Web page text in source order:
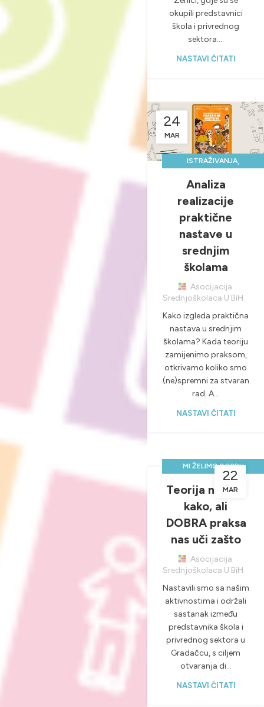
okupili predstavnici
škola i privrednog
sektora....
NASTAVI ČITATI
24
MAR
ISTRAŽIVANJA,
PRAKSU, A VI?
NOVOSTI & PROJEKTI
PRAKTIČNA NASTAVA
Analiza
realizacije
praktične
nastave u
srednjim
školama
Asocijacija
Srednjoškolaca U BiH
Kako izgleda praktična
nastava u srednjim
školama? Kada teoriju
zamijenimo praksom,
otkrivamo koliko smo
(ne)spremni za stvaran
rad. A...
NASTAVI ČITATI
22
MAR
MI ŽELIMO DOBRU
PRAKSU, A VI?
,NOVOSTI & PROJEKTI
PRAKTIČNA NASTAVA
Teorija nas uči
kako, ali
DOBRA praksa
nas uči zašto
Asocijacija
Srednjoškolaca U BiH
Nastavili smo sa našim
aktivnostima i održali
sastanak između
predstavnika škola i
privrednog sektora u
Gradačcu, s ciljem
otvaranja di...
NASTAVI ČITATI